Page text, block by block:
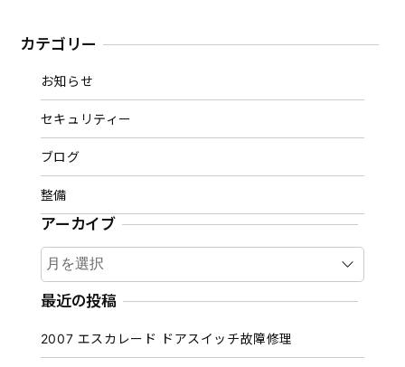
カテゴリー
お知らせ
セキュリティー
ブログ
整備
アーカイブ
ア
ー
カ
ブ
最近の投稿
2007 エスカレード ドアスイッチ故障修理